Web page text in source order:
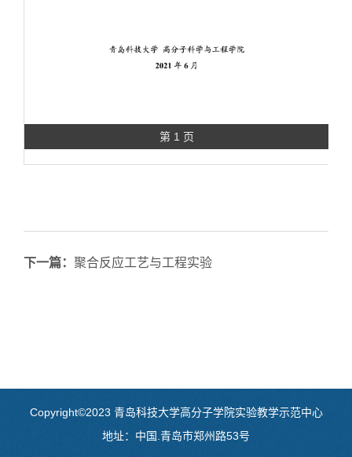
第 1 页
下一篇： 聚合反应工艺与工程实验
Copyright©2023 青岛科技大学高分子学院实验教学示范中心
地址：中国.青岛市郑州路53号